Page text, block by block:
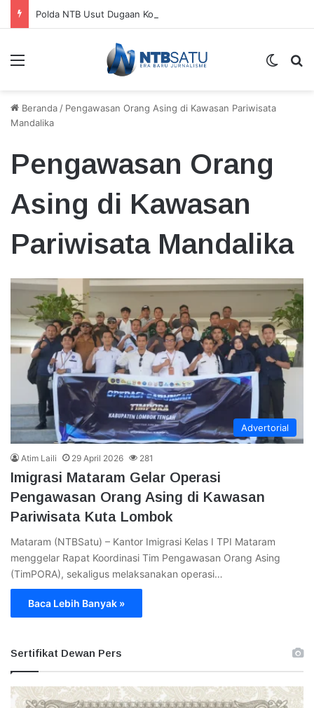
Menu
Beranda / Pengawasan Orang Asing di Kawasan Pariwisata
Mandalika
Pengawasan Orang
Asing di Kawasan
Pariwisata Mandalika
Advertorial
Atim Laili 29 April 2026 281
Imigrasi Mataram Gelar Operasi
Pengawasan Orang Asing di Kawasan
Pariwisata Kuta Lombok
Mataram (NTBSatu) – Kantor Imigrasi Kelas I TPI Mataram
menggelar Rapat Koordinasi Tim Pengawasan Orang Asing
(TimPORA), sekaligus melaksanakan operasi…
Baca Lebih Banyak »
Sertifikat Dewan Pers